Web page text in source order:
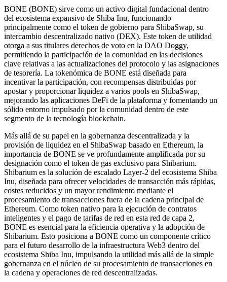
BONE (BONE) sirve como un activo digital fundacional dentro
del ecosistema expansivo de Shiba Inu, funcionando
principalmente como el token de gobierno para ShibaSwap, su
intercambio descentralizado nativo (DEX). Este token de utilidad
otorga a sus titulares derechos de voto en la DAO Doggy,
permitiendo la participación de la comunidad en las decisiones
clave relativas a las actualizaciones del protocolo y las asignaciones
de tesorería. La tokenómica de BONE está diseñada para
incentivar la participación, con recompensas distribuidas por
apostar y proporcionar liquidez a varios pools en ShibaSwap,
mejorando las aplicaciones DeFi de la plataforma y fomentando un
sólido entorno impulsado por la comunidad dentro de este
segmento de la tecnología blockchain.
Más allá de su papel en la gobernanza descentralizada y la
provisión de liquidez en el ShibaSwap basado en Ethereum, la
importancia de BONE se ve profundamente amplificada por su
designación como el token de gas exclusivo para Shibarium.
Shibarium es la solución de escalado Layer-2 del ecosistema Shiba
Inu, diseñada para ofrecer velocidades de transacción más rápidas,
costes reducidos y un mayor rendimiento mediante el
procesamiento de transacciones fuera de la cadena principal de
Ethereum. Como token nativo para la ejecución de contratos
inteligentes y el pago de tarifas de red en esta red de capa 2,
BONE es esencial para la eficiencia operativa y la adopción de
Shibarium. Esto posiciona a BONE como un componente crítico
para el futuro desarrollo de la infraestructura Web3 dentro del
ecosistema Shiba Inu, impulsando la utilidad más allá de la simple
gobernanza en el núcleo de su procesamiento de transacciones en
la cadena y operaciones de red descentralizadas.